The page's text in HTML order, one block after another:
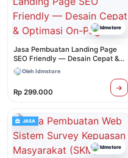
Idmstore
Jasa Pembuatan Landing Page
SEO Friendly — Desain Cepat &
Optimasi On-Page
Oleh Idmstore
Rp 299.000
JASA
Idmstore